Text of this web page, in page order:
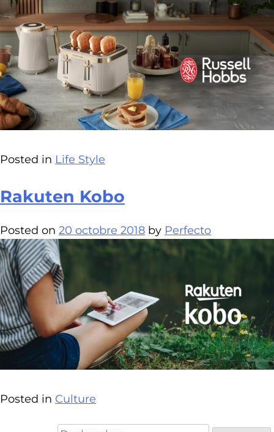
Posted in Life Style
Rakuten Kobo
Posted on 20 octobre 2018 by Perfecto
Posted in Culture